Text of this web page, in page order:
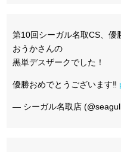
第10回シーガル名取CS、優
おうかさんの
黒単デスザークでした！
優勝おめでとうございます‼︎
— シーガル名取店